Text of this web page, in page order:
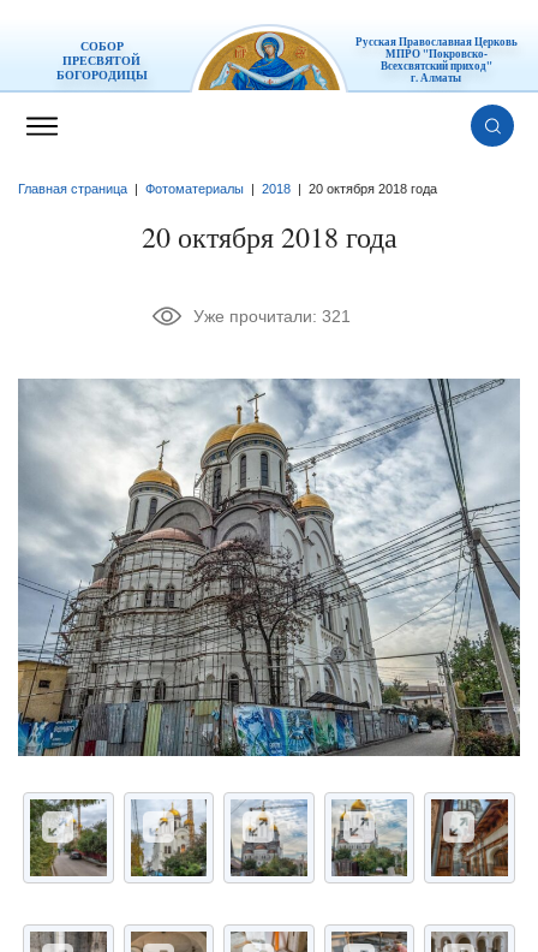
СОБОР
ПРЕСВЯТОЙ
БОГОРОДИЦЫ
Русская Православная Церковь
МПРО "Покровско-
Всехсвятский приход"
г. Алматы
Главная страница Фотоматериалы 2018 20 октября 2018 года
20 октября 2018 года
Уже прочитали: 321